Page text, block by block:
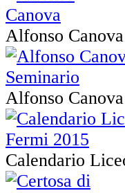
Alfonso Canova
Alfonso
Calendario